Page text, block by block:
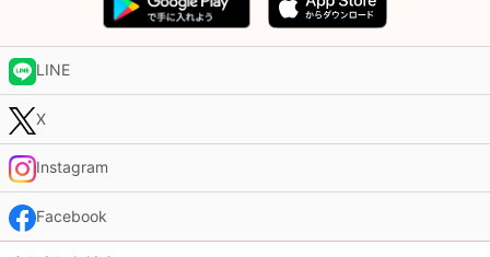
LINE
X
Instagram
Facebook